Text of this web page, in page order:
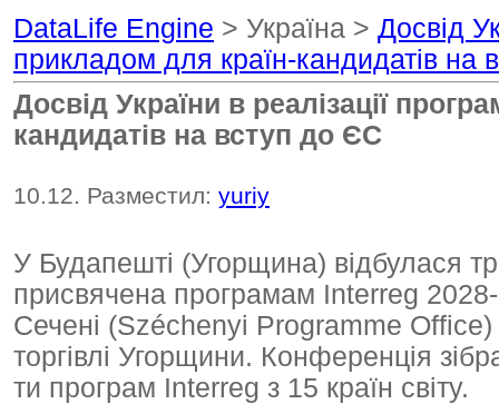
DataLife Engine > Україна > Досвід
прикладом для країн-кандидатів на
Досвід України в реалізації
кандидатів на вступ до ЄС
10.12. Разместил: yuriy
У Будапешті (Угорщина) відбулася
присвячена програмам Interreg
Сечені (Széchenyi Programme Office)
торгівлі Угорщини. Конференція
ти програм Interreg з 15 країн світу.